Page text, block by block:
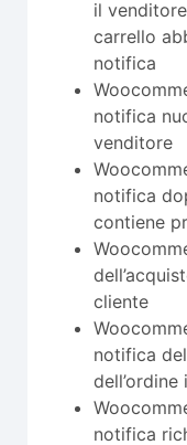
il
carrello
notifica
notifica
venditore
notifica
contiene
cliente
notifica
dell’ordine
notifica